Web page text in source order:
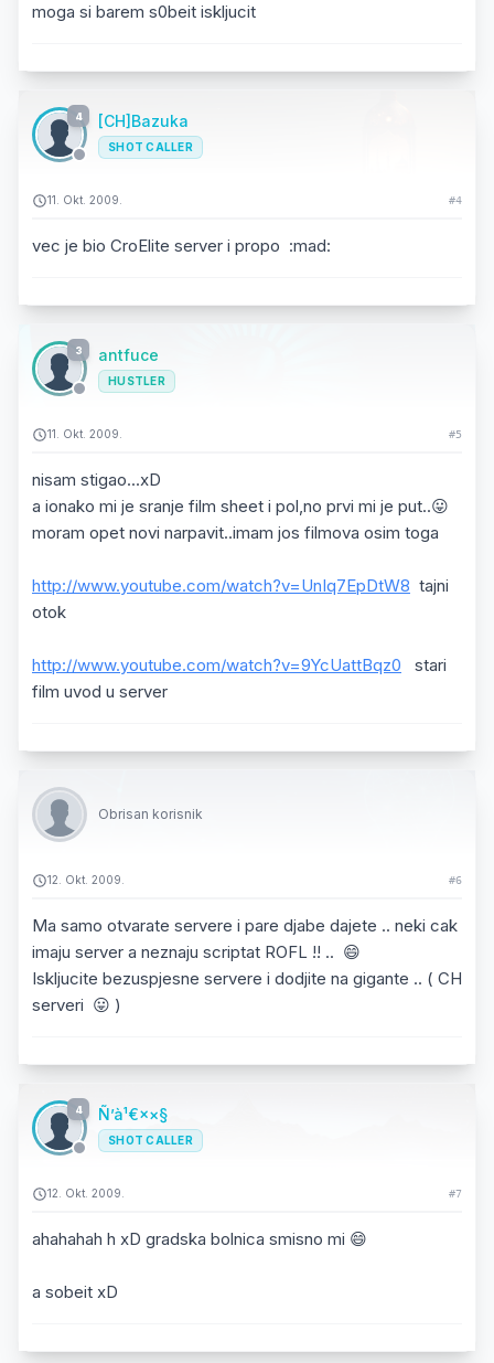
moga si barem s0beit iskljucit
4 [CH]Bazuka
SHOT CALLER
11. Okt. 2009. #4
vec je bio CroElite server i propo :mad:
3 antfuce
HUSTLER
11. Okt. 2009. #5
nisam stigao...xD
a ionako mi je sranje film sheet i pol,no prvi mi je put..😛
moram opet novi narpavit..imam jos filmova osim toga
http://www.youtube.com/watch?v=UnIq7EpDtW8 tajni
otok
http://www.youtube.com/watch?v=9YcUattBqz0 stari
film uvod u server
Obrisan korisnik
12. Okt. 2009. #6
Ma samo otvarate servere i pare djabe dajete .. neki cak
imaju server a neznaju scriptat ROFL !! .. 😄
Iskljucite bezuspjesne servere i dodjite na gigante .. ( CH
serveri 😛 )
4 Ñ’à¹€××§
SHOT CALLER
12. Okt. 2009. #7
ahahahah h xD gradska bolnica smisno mi 😄
a sobeit xD